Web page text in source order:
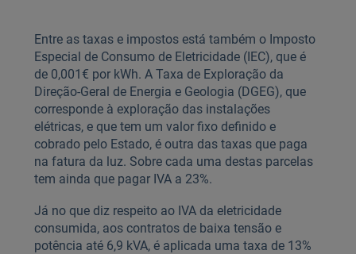
Entre as taxas e impostos está também o Imposto
Especial de Consumo de Eletricidade (IEC), que é
de 0,001€ por kWh. A Taxa de Exploração da
Direção-Geral de Energia e Geologia (DGEG), que
corresponde à exploração das instalações
elétricas, e que tem um valor fixo definido e
cobrado pelo Estado, é outra das taxas que paga
na fatura da luz. Sobre cada uma destas parcelas
tem ainda que pagar IVA a 23%.
Já no que diz respeito ao IVA da eletricidade
consumida, aos contratos de baixa tensão e
potência até 6,9 kVA, é aplicada uma taxa de 13%